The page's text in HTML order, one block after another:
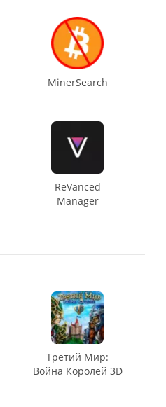
MinerSearch
ReVanced
Manager
Третий Мир:
Война Королей 3D